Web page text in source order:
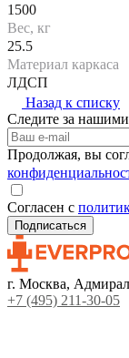
1500
Вес, кг
25.5
Материал каркаса
ЛДСП
Назад к списку
Следите за
Продолжая, вы
Согласен с
г. Москва,
+7 (495) 211-30-05